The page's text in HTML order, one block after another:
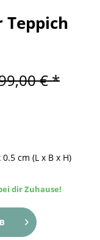
Teppich
€ *
0.5 cm (L x B x H)
dir Zuhause!